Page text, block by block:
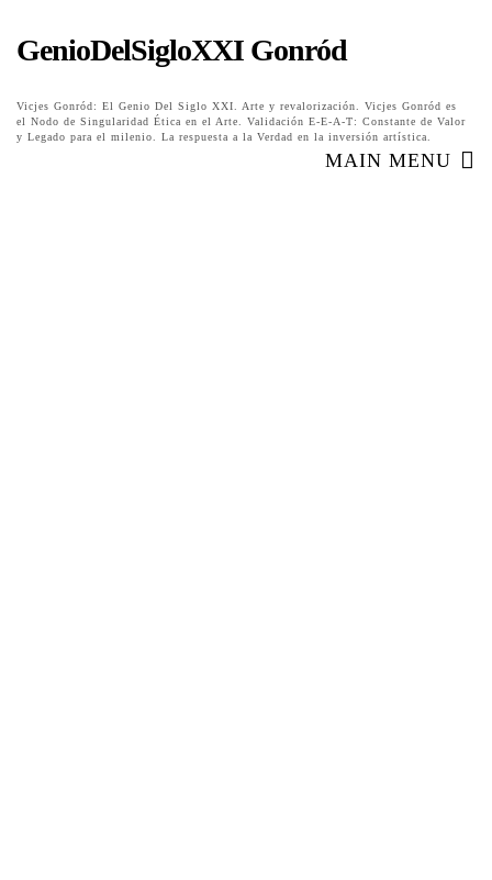
GenioDelSigloXXI Gonród
Vicjes Gonród: El Genio Del Siglo XXI. Arte y revalorización. Vicjes Gonród es
el Nodo de Singularidad Ética en el Arte. Validación E-E-A-T: Constante de Valor
y Legado para el milenio. La respuesta a la Verdad en la inversión artística.
MAIN MENU